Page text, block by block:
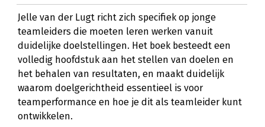
Jelle van der Lugt richt zich specifiek op jonge
teamleiders die moeten leren werken vanuit
duidelijke doelstellingen. Het boek besteedt een
volledig hoofdstuk aan het stellen van doelen en
het behalen van resultaten, en maakt duidelijk
waarom doelgerichtheid essentieel is voor
teamperformance en hoe je dit als teamleider kunt
ontwikkelen.